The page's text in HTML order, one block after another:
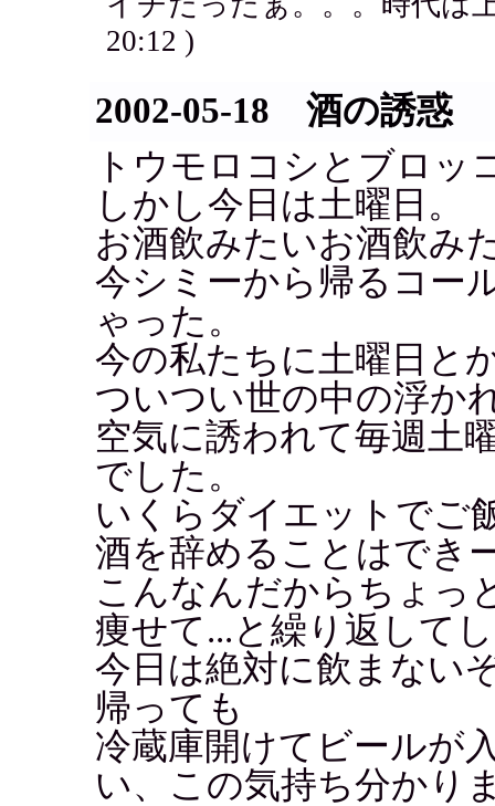
20:12 )
2002-05-18 酒の誘惑
トウモロコシとブロッ
しかし今日は土曜日。
お酒飲みたいお酒飲み
今シミーから帰るコー
ゃった。
今の私たちに土曜日と
ついつい世の中の浮か
空気に誘われて毎週土
でした。
いくらダイエットでご
酒を辞めることはでき
こんなんだからちょっ
痩せて...と繰り返して
今日は絶対に飲まない
帰っても
冷蔵庫開けてビールが
い、この気持ち分かり